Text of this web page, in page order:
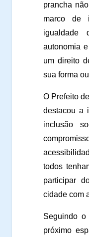
prancha
marco de
igualdade
autonomia
um direito
sua forma
O Prefeito
destacou a
inclusão
todos
participar
cidade com
Seguindo o
próximo